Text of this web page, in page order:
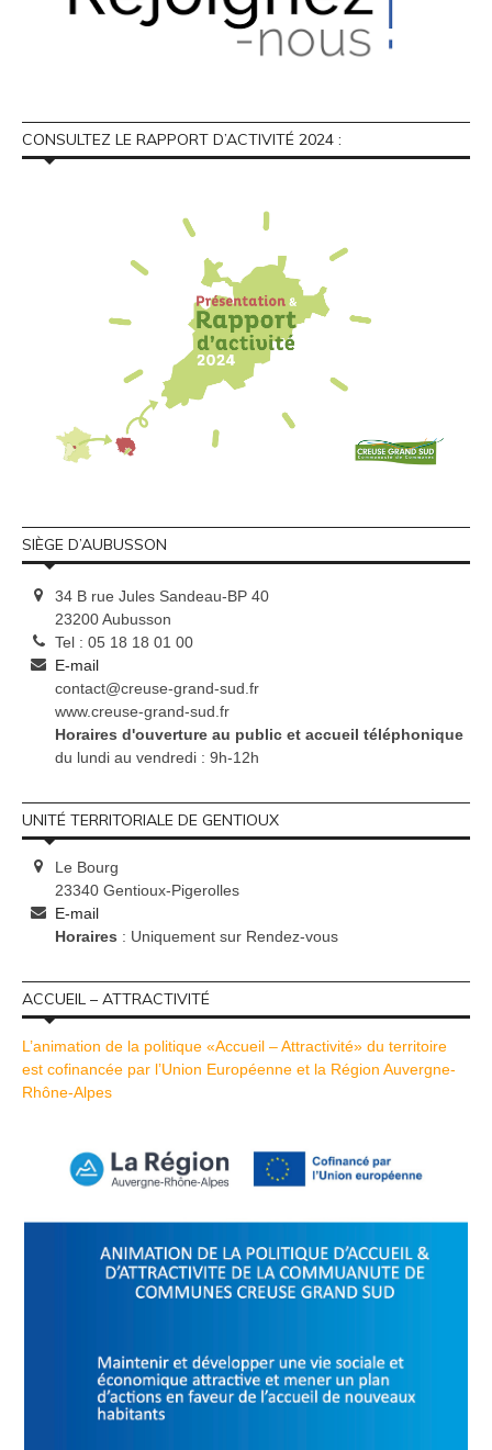
CONSULTEZ LE RAPPORT D’ACTIVITÉ 2024 :
SIÈGE D’AUBUSSON
34 B rue Jules Sandeau-BP 40
23200 Aubusson
Tel : 05 18 18 01 00
E-mail
contact@creuse-grand-sud.fr
www.creuse-grand-sud.fr
Horaires d'ouverture au public et accueil téléphonique
du lundi au vendredi : 9h-12h
UNITÉ TERRITORIALE DE GENTIOUX
Le Bourg
23340 Gentioux-Pigerolles
E-mail
Horaires : Uniquement sur Rendez-vous
ACCUEIL – ATTRACTIVITÉ
L’animation de la politique «Accueil – Attractivité» du territoire
est cofinancée par l’Union Européenne et la Région Auvergne-
Rhône-Alpes